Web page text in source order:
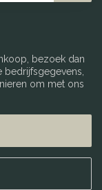
bezoek dan
bedrijfsgegevens,
om met ons